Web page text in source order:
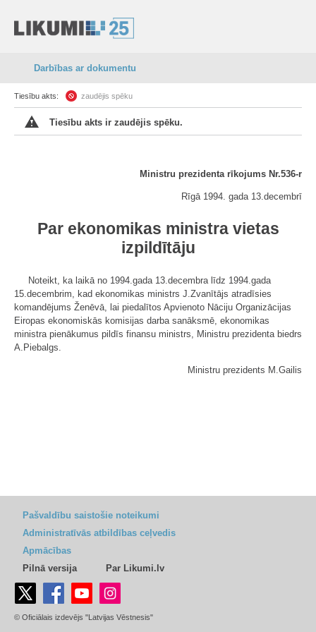
Darbības ar dokumentu
Tiesību akts: zaudējis spēku
Tiesību akts ir zaudējis spēku.
Ministru prezidenta rīkojums Nr.536-r
Rīgā 1994. gada 13.decembrī
Par ekonomikas ministra vietas
izpildītāju
Noteikt, ka laikā no 1994.gada 13.decembra līdz 1994.gada
15.decembrim, kad ekonomikas ministrs J.Zvanītājs atradīsies
komandējums Ženēvā, lai piedalītos Apvienoto Nāciju Organizācijas
Eiropas ekonomiskās komisijas darba sanāksmē, ekonomikas
ministra pienākumus pildīs finansu ministrs, Ministru prezidenta biedrs
A.Piebalgs.
Ministru prezidents M.Gailis
Pašvaldību saistošie noteikumi
Administratīvās atbildības ceļvedis
Apmācības
Pilnā versija
Par Likumi.lv
© Oficiālais izdevējs "Latvijas Vēstnesis"